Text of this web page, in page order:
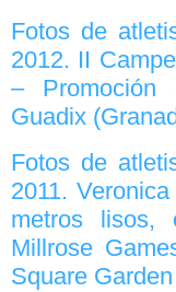
Fotos de
2012. II
– Promoción
Guadix
Fotos de
2011.
metros
Millrose
Square